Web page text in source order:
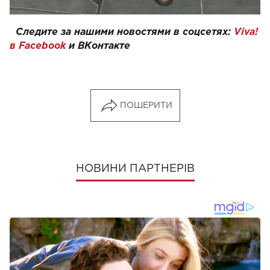
Следите за нашими новостями в соцсетях: Viva!
в Facebookи ВКонтакте
ПОШЕРИТИ
НОВИНИ ПАРТНЕРІВ